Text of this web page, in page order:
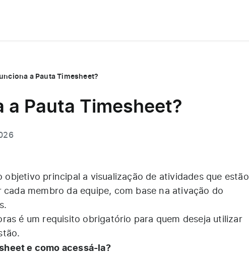
a Pauta Timesheet?
a Pauta Timesheet?
objetivo principal a visualização de atividades que estão
membro da equipe, com base na ativação do
é um requisito obrigatório para quem deseja utilizar
e como acessá-la?